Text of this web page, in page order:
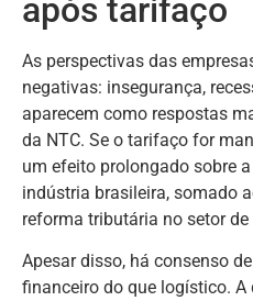
após tarifaço
As perspectivas das
negativas: insegurança,
aparecem como respostas
da NTC. Se o tarifaço for
um efeito prolongado sobre
indústria brasileira, somado
reforma tributária no setor
Apesar disso, há consenso
financeiro do que logístico.